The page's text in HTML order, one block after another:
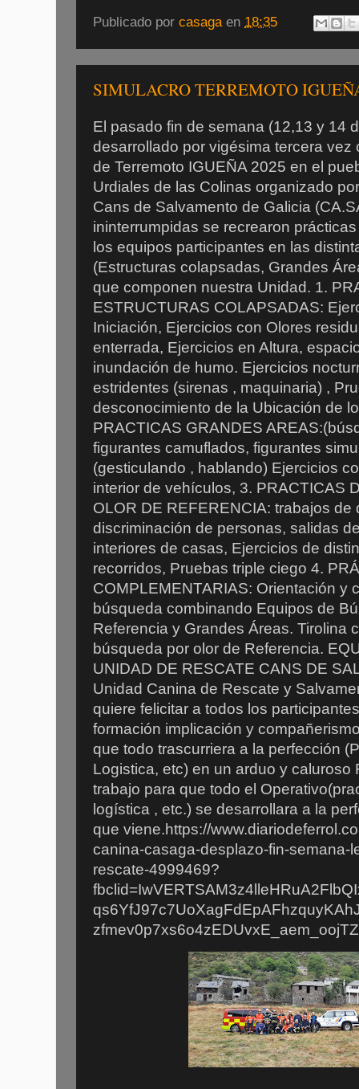
Publicado por casaga en 18:35
SIMULACRO TERREMOTO
El pasado fin de semana (12,13 y 14
desarrollado por vigésima tercera vez
de Terremoto IGUEÑA 2025 en el
Urdiales de las Colinas organizado
Cans de Salvamento de Galicia
ininterrumpidas se recrearon
los equipos participantes en las
(Estructuras colapsadas, Grandes
que componen nuestra Unidad. 1.
ESTRUCTURAS COLAPSADAS:
Iniciación, Ejercicios con Olores
enterrada, Ejercicios en Altura,
inundación de humo. Ejercicios
estridentes (sirenas , maquinaria) ,
desconocimiento de la Ubicación de
PRACTICAS GRANDES
figurantes camuflados, figurantes
(gesticulando , hablando) Ejercicios
interior de vehículos, 3. PRACTICAS
OLOR DE REFERENCIA: trabajos de
discriminación de personas, salidas
interiores de casas, Ejercicios de
recorridos, Pruebas triple ciego 4.
COMPLEMENTARIAS: Orientación y
búsqueda combinando Equipos de
Referencia y Grandes Áreas. Tirolina
búsqueda por olor de Referencia.
UNIDAD DE RESCATE CANS DE
Unidad Canina de Rescate y
quiere felicitar a todos los
formación implicación y
que todo trascurriera a la perfección
Logistica, etc) en un arduo y caluroso
trabajo para que todo el
logística , etc.) se desarrollara a la
que viene.https://
canina-casaga-desplazo-fin-semana-
rescate-4999469?